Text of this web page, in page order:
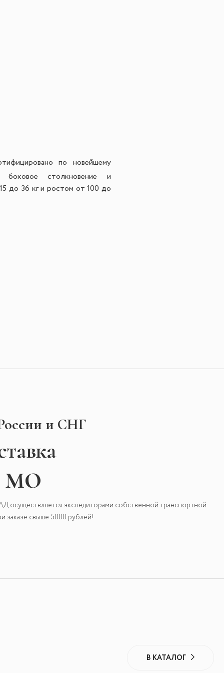
по новейшему
боковое столкновение и
до 36 кг и ростом от 100 до
и СНГ
МО
осуществляется экспедиторами собственной транспортной
заказе свыше 5000 рублей!
В КАТАЛОГ